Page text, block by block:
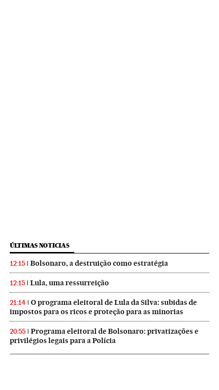
ÚLTIMAS NOTICIAS
12:15 Bolsonaro, a destruição como estratégia
12:15 Lula, uma ressurreição
21:14
O programa eleitoral de Lula da Silva: subidas de
impostos para os ricos e proteção para as minorias
20:55
Programa eleitoral de Bolsonaro: privatizações e
privilégios legais para a Polícia